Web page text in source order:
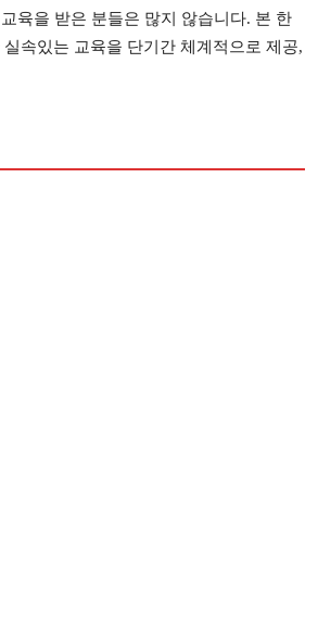
육을 받은 분들은 많지 않습니다. 본 한
속있는 교육을 단기간 체계적으로 제공,